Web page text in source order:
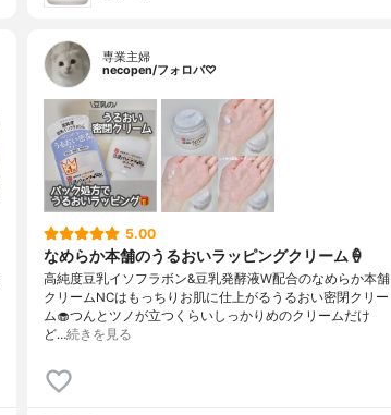
専業主婦
necopen/フォロバ♡
5.00
なめらか本舗のうるおいラッピングクリーム🍦
高純度豆乳イソフラボン&豆乳発酵液W配合のなめらか本舗
クリームNCはもっちりお肌に仕上がるうるおい密閉クリー
ム🧁つんとツノが立つくらいしっかりめのクリームだけ
ど…続きを見る